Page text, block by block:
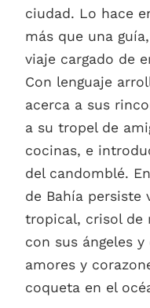
ciudad. Lo hace
más que una
viaje cargado de
Con lenguaje
acerca a sus
a su tropel de
cocinas, e
del candomblé.
de Bahía persiste
tropical, crisol de
con sus ángeles
amores y
coqueta en el